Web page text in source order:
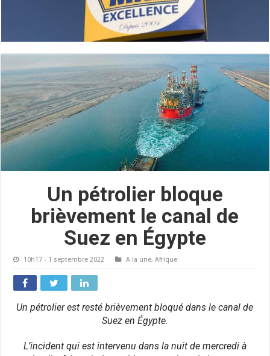
Un pétrolier bloque
brièvement le canal de
Suez en Égypte
10h17 - 1 septembre 2022 A la une,Afrique
Un pétrolier est resté brièvement bloqué dans le canal de
Suez en Égypte.
L’incident qui est intervenu dans la nuit de mercredi à